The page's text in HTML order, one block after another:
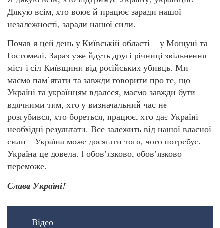
Дякую всім, хто воює й працює заради нашої
незалежності, заради нашої сили.
Почав я цей день у Київській області – у Мощуні та
Гостомелі. Зараз уже йдуть другі річниці звільнення
міст і сіл Київщини від російських убивць. Ми
маємо пам’ятати та завжди говорити про те, що
Україні та українцям вдалося, маємо завжди бути
вдячними тим, хто у визначальний час не
розгубився, хто бореться, працює, хто дає Україні
необхідні результати. Все залежить від нашої власної
сили – Україна може досягати того, чого потребує.
Україна це довела. І обов’язково, обов’язково
переможе.
Слава Україні!
Відео